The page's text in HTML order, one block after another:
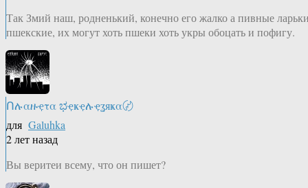
Так Змий наш, родненький, конечно его жалко а пивные
пшекские, их могут хоть пшеки хоть укры обоцать и пофигу.
Ոሉαዙҿτα ಭҿҝҿሉҿʓяҝα〄
для Galuhka
2 лет назад
Вы веритеи всему, что он пишет?